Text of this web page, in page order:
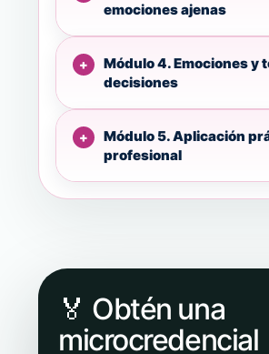
emociones ajenas
Módulo 4. Emociones y
decisiones
Módulo 5. Aplicación
profesional
🏅 Obtén una
microcredencial